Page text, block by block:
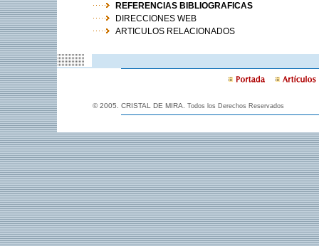
REFERENCIAS BIBLIOGRAFICAS
DIRECCIONES WEB
ARTICULOS RELACIONADOS
© 2005. CRISTAL DE MIRA. Todos los Derechos Reservados